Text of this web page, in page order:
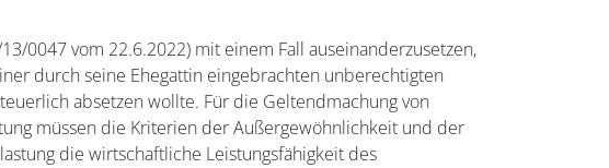
0047 vom 22.6.2022) mit einem Fall auseinanderzusetzen,
durch seine Ehegattin eingebrachten unberechtigten
absetzen wollte. Für die Geltendmachung von
müssen die Kriterien der Außergewöhnlichkeit und der
die wirtschaftliche Leistungsfähigkeit des